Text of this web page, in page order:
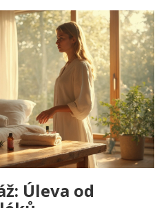
vybrat dobrého maséra a co si
kdo hledá efektivní způsob
Úleva od